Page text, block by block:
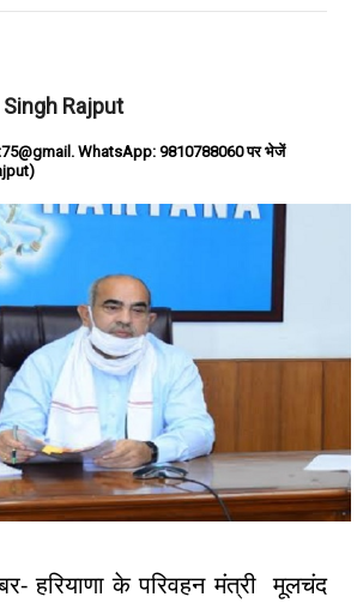
Rajput
WhatsApp: 9810788060 पर भेजें
हरियाणा के परिवहन मंत्री मूलचंद